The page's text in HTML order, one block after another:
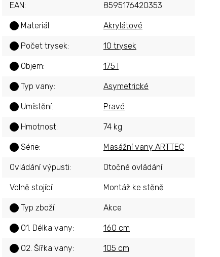
EAN: 8595176420353
Materiál : Akrylátové
Počet trysek: 10 trysek
Objem: 175 l
Typ vany: Asymetrické
Umístění: Pravé
Hmotnost: 74 kg
Série: Masážní vany ARTTEC
Ovládání výpusti: Otočné ovládání
Volně stojící: Montáž ke stěně
Typ zboží: Akce
01. Délka vany: 160 cm
02. Šířka vany: 105 cm